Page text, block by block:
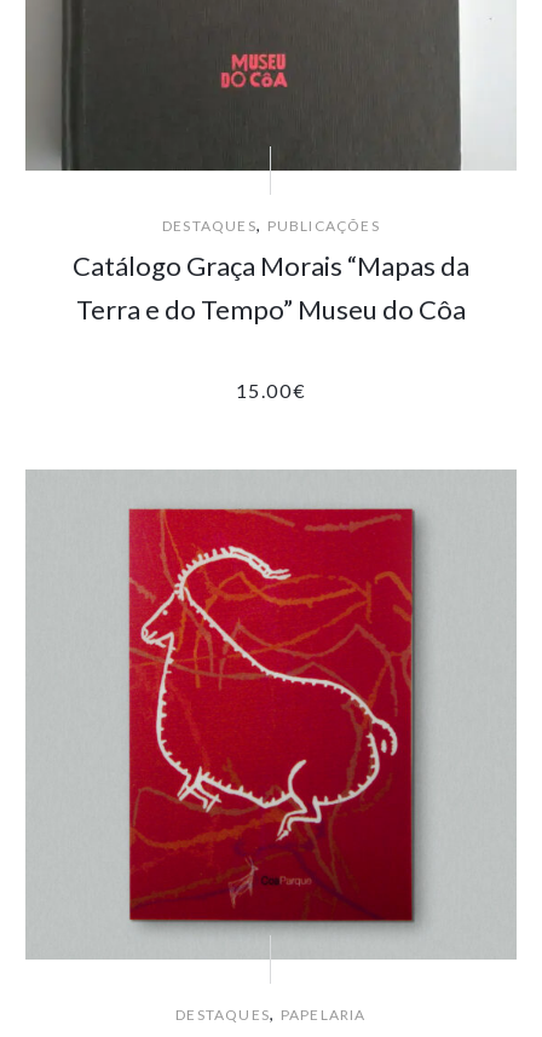
DESTAQUES, PUBLICAÇÕES
Catálogo Graça Morais “Mapas da
Terra e do Tempo” Museu do Côa
15.00€
DESTAQUES, PAPELARIA